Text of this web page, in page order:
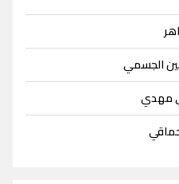
الجسمي
مهدي